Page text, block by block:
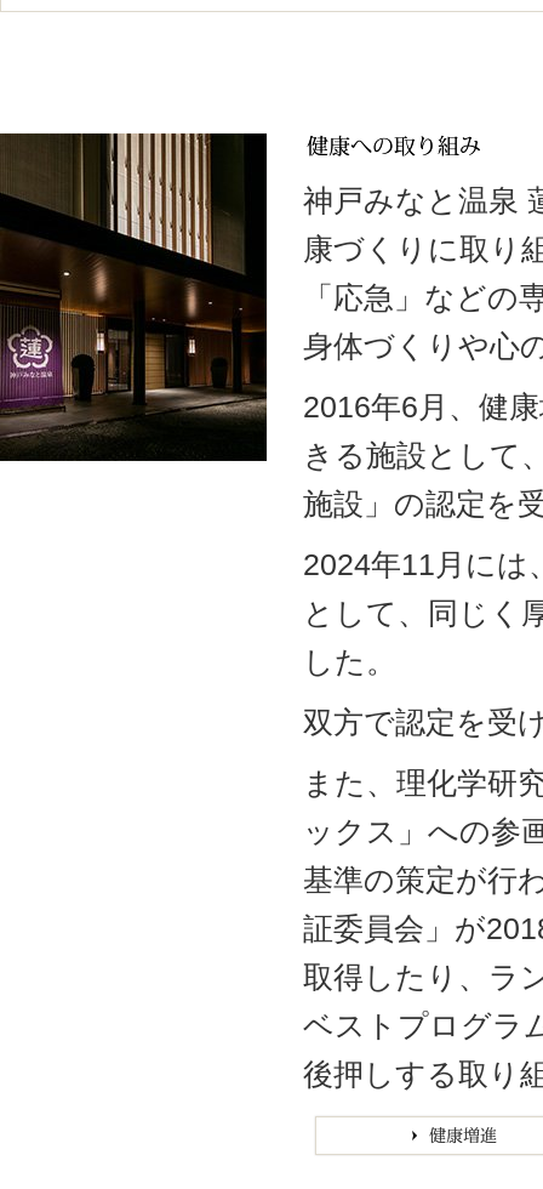
神戸みなと温泉
康づくりに取り
「応急」など
身体づくりや心
2016年6月、健
きる施設として
施設」の認定を
2024年11月には
として、同じく
した。
双方で認定を受
また、理化学研
ックス」への参
基準の策定が行
証委員会」が
取得したり、ラ
ベストプログラ
後押しする取り